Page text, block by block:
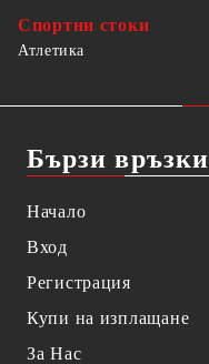
Спортни стоки
Атлетика
Бързи връзки
Начало
Вход
Регистрация
Купи на изплащане
За Нас